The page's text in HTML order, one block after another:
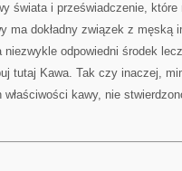
świata i przeświadczenie,
ma dokładny związek z męską
odpowiedni środek
tutaj Kawa. Tak czy inaczej,
kawy, nie